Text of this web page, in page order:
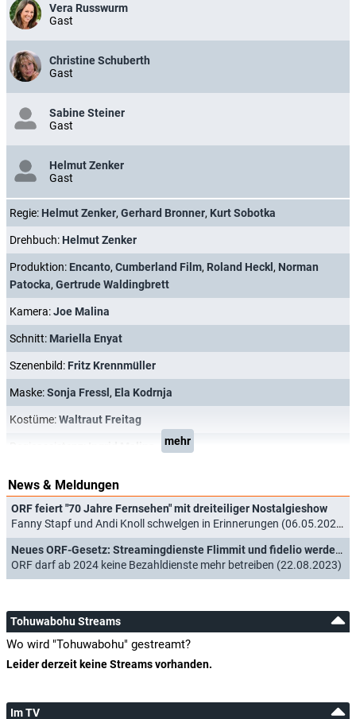
Vera Russwurm
Gast
Christine Schuberth
Gast
Sabine Steiner
Gast
Helmut Zenker
Gast
Regie: Helmut Zenker, Gerhard Bronner, Kurt Sobotka
Drehbuch: Helmut Zenker
Produktion: Encanto, Cumberland Film, Roland Heckl , Norman
Patocka, Gertrude Waldingbrett
Kamera:Joe Malina
Schnitt: Mariella Enyat
Szenenbild: Fritz Krennmüller
Maske:Sonja Fressl , Ela Kodrnja
Kostüme:Waltraut Freitag
mehr
News & Meldungen
ORF feiert "70 Jahre Fernsehen" mit dreiteiliger Nostalgieshow
Fanny Stapf und Andi Knoll schwelgen in Erinnerungen (06.05.2025)
Neues ORF-Gesetz: Streamingdienste Flimmit und fidelio werden eingestellt
ORF darf ab 2024 keine Bezahldienste mehr betreiben (22.08.2023)
Tohuwabohu Streams
Wo wird "Tohuwabohu" gestreamt?
Leider derzeit keine Streams vorhanden.
Im TV